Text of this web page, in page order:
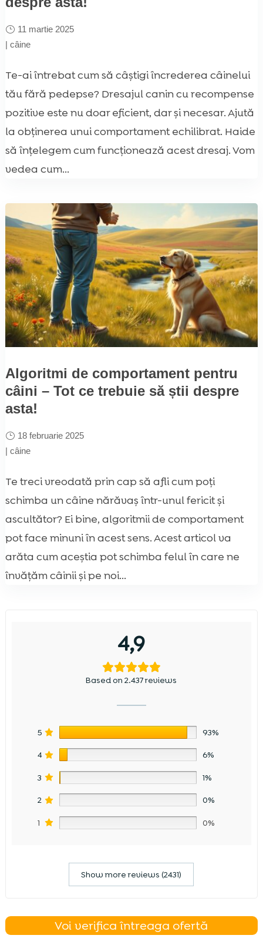
11 martie 2025
| câine
Te-ai întrebat cum să câștigi încrederea câinelui
tău fără pedepse? Dresajul canin cu recompense
pozitive este nu doar eficient, dar și necesar. Ajută
la obținerea unui comportament echilibrat. Haide
să înțelegem cum funcționează acest dresaj. Vom
vedea cum...
Algoritmi de comportament pentru
câini – Tot ce trebuie să știi despre
asta!
18 februarie 2025
| câine
Te treci vreodată prin cap să afli cum poți
schimba un câine nărăvaș într-unul fericit și
ascultător? Ei bine, algoritmii de comportament
pot face minuni în acest sens. Acest articol va
arăta cum aceștia pot schimba felul în care ne
învățăm câinii și pe noi...
4,9
Based on 2.437 reviews
5 93%
4 6%
3 1%
2 0%
1 0%
Show more reviews (2431)
Voi verifica întreaga ofertă